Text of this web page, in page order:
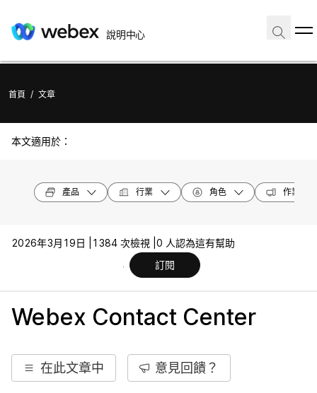
說明中心
首頁 / 文章
本文適用於：
產品 行業 角色 作業系統
2026年3月19日 | 1384 次檢視 | 0 人認為這有幫助
訂閱
Webex Contact Center
在此文章中 意見回饋？